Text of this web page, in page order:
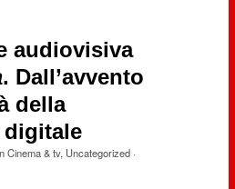
audiovisiva
. Dall’avvento
della
digitale
Cinema & tv, Uncategorized·